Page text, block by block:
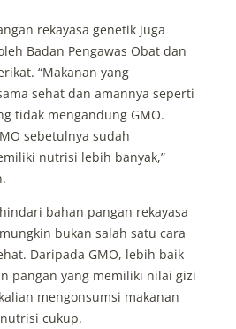
rekayasa genetik juga
Badan Pengawas Obat dan
“Makanan yang
sehat dan amannya seperti
tidak mengandung GMO.
sebetulnya sudah
nutrisi lebih banyak,”
bahan pangan rekayasa
bukan salah satu cara
Daripada GMO, lebih baik
pangan yang memiliki nilai gizi
mengonsumsi makanan
cukup.